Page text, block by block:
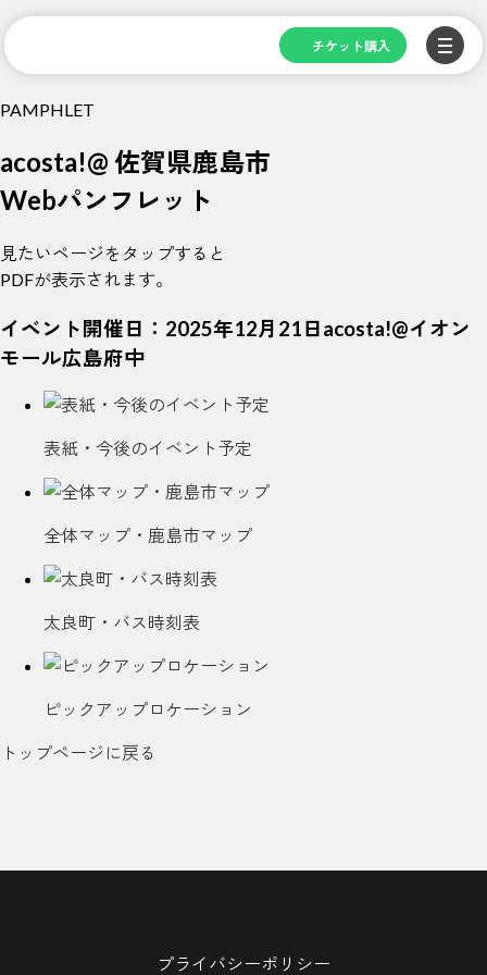
to
content
チケット購入
PAMPHLET
acosta!@ 佐賀県鹿島市
Webパンフレット
見たいページをタップすると
PDFが表示されます。
イベント開催日： 2025年12月21日acosta!@イオン
モール広島府中
表紙・今後のイベント予定
全体マップ・鹿島市マップ
太良町・バス時刻表
ピックアップロケーション
トップページに戻る
プライバシーポリシー